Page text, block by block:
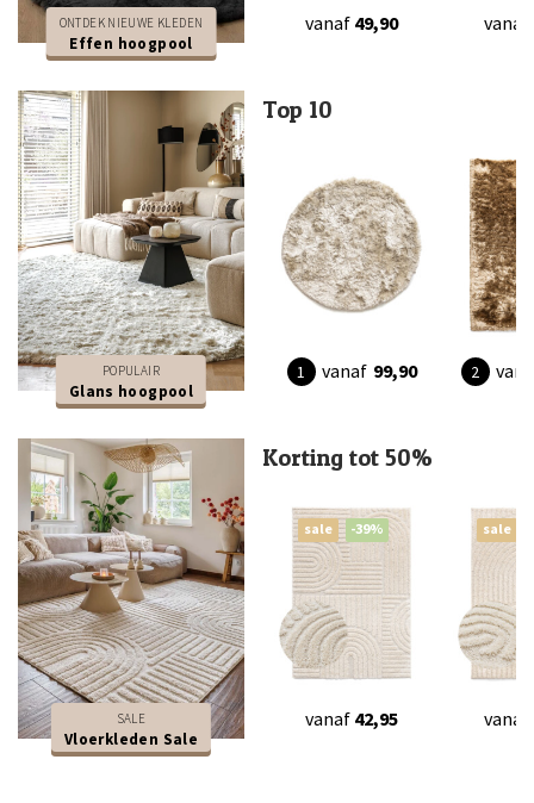
ONTDEK NIEUWE KLEDEN
Effen hoogpool
vanaf 49,90 vanaf
POPULAIR
Glans hoogpool
Top 10
vanaf 99,90
SALE
Vloerkleden Sale
Korting tot 50%
sale -39%
vanaf 42,95
sale
vanaf